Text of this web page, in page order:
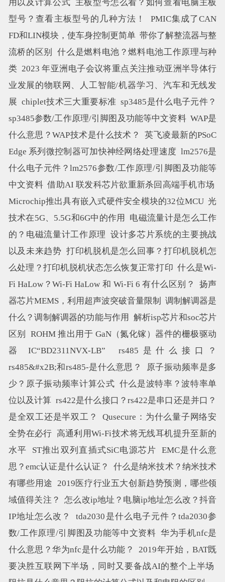
用以及计算公式 主板型号怎么看？如何查看电脑主板
型号？查看主板型号的几种方法！
PMIC集成了CAN
FD和LIN模块，使车身控制更简单 带你了解整流器与整
流桥的区别
什么是燃料电池？燃料电池工作原理与种
类 2023 年亚洲电子会议将重点关注推动亚洲半导体行
业发展的物联网、人工智能/机器学习、汽车和无线发
展 chiplet技术三大重要标准 sp3485是什么电子元件？
sp3485参数/工作原理/引脚图及功能等中文资料 WAP是
什么意思？WAP技术是什么技术？
英飞凌最新的PSoC
Edge 系列微控制器可加快神经网络处理速度 lm2576是
什么电子元件？lm2576参数/工作原理/引脚图及功能等
中文资料 借助AI 联发科芯片欲重新杀回高端手机市场
Microchip推出具有嵌入式硬件安全模块的32位MCU 光
技术在5G、5.5G和6G中的作用
电磁流量计是怎么工作
的？电磁流量计工作原理 设计多芯片系统的主要挑战
以及未来趋势 打印机脱机是怎么回事？打印机脱机怎
么处理？打印机脱机状态怎么恢复正常打印 什么是Wi-
Fi HaLow？Wi-Fi HaLow 和 Wi-Fi 6 有什么区别？
扬声
器芯片MEMS，利用超声波突破音量限制
调制解调器是
什么？调制解调器的功能与作用
解析isp芯片和soc芯片
区别
ROHM 推出用于 GaN（氮化镓）器件的栅极驱动
器 IC“BD2311NVX-LB”
rs485是什么接口？
rs485&#x2B;和rs485-是什么意思？
原子振动频率是多
少？原子振动频率计算公式 什么是波特率？波特率单
位以及计算 rs422是什么接口？rs422是串口还是并口？
是全双工还是半双工？
Qusecure：为什么量子网络安
全势在必行 高通利用Wi-Fi技术将无线耳机提升至新的
水平
ST推出双列直插式SiC电源芯片
EMC是什么意
思？emc认证是什么认证？
什么是纳米技术？纳米技术
有哪些用途
2019医疗行业五大创新趋势预测，哪些领
域值得关注？
怎么改ip地址？电脑ip地址怎么改？抖音
IP地址怎么改？
tda2030是什么电子元件？tda2030参
数/工作原理/引脚图及功能等中文资料 华为手机nfc是
什么意思？华为nfc是什么功能？
2019年开始，BAT既
要决胜互联网下半场，同时又要备战AI的整个上半场